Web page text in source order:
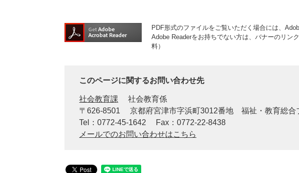
PDF形式のファイルをご覧いただく場合には、
Adobe Readerをお持ちでない方は、バナーのリン
料）
このページに関するお問い合わせ先
社会教育課
社会教育係
〒626-8501
京都府宮津市字浜町3012番地 福祉・教育総合
Tel：0772-45-1642
Fax：0772-22-8438
メールでのお問い合わせはこちら